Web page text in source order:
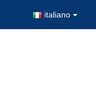
italiano